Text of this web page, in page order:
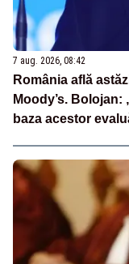
7 aug. 2026, 08:42
România află
Moody’s.
baza acestor